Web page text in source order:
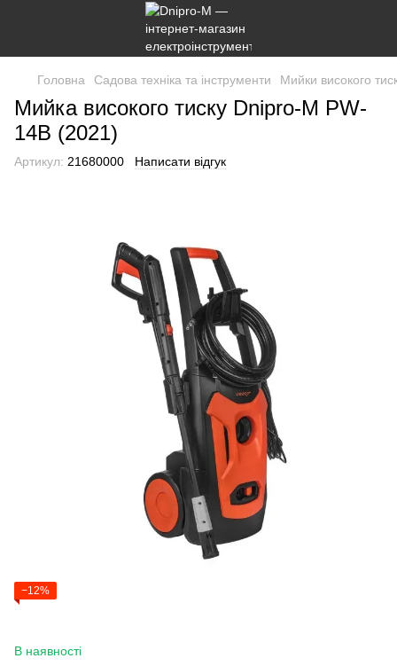
Головна Садова техніка та інструменти Мийки високого
Мийка високого тиску Dnipro-M PW-
14B (2021)
Артикул: 21680000 Написати відгук
−12%
В наявності